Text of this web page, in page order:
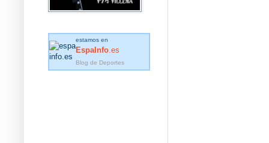
estamos en
EspaInfo .es
Blog de Deportes